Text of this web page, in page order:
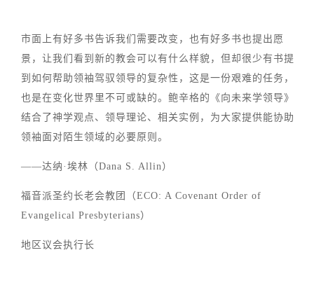
市面上有好多书告诉我们需要改变，也有好多书也提出愿
景，让我们看到新的教会可以有什么样貌，但却很少有书提
到如何帮助领袖驾驭领导的复杂性，这是一份艰难的任务，
也是在变化世界里不可或缺的。鲍辛格的《向未来学领导》
结合了神学观点、领导理论、相关实例，为大家提供能协助
领袖面对陌生领域的必要原则。
——达纳·埃林（Dana S. Allin）
福音派圣约长老会教团（ECO: A Covenant Order of
Evangelical Presbyterians）
地区议会执行长